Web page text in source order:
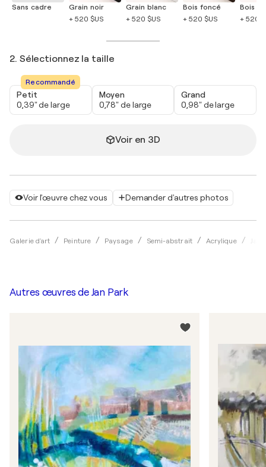
Voir l'œuvre chez vous Demander d'autres photos
Galerie d'art Peinture Paysage Semi-abstrait Acrylique
Sans cadre
Grain noir
+ 520 $US
Grain blanc
+ 520 $US
Bois foncé
+ 520 $US
Bois
+ 520
2. Sélectionnez la taille
Recommandé
Petit
0,39" de large
Moyen
0,78" de large
Grand
0,98" de large
Voir en 3D
Autres œuvres de Jan Park